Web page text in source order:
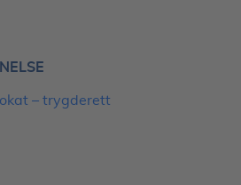
– trygderett